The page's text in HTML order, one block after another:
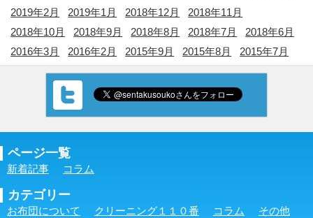
2019年2月
2019年1月 2018年12月
2018年11月
2018年10月
2018年9月 2018年8月 2018年7月
2018年6月
2016年3月
2016年2月 2015年9月 2015年8月 2015年7月
ページ一覧
新着記事 コラム
カテゴリー
お布団について クリーニング１１０番 コラム
その他